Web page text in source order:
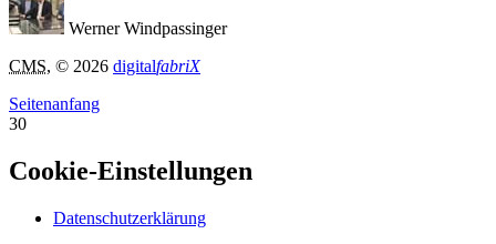
Werner Windpassinger
CMS, © 2026 digitalfabriX
Seitenanfang
30
Cookie-Einstellungen
Datenschutzerklärung